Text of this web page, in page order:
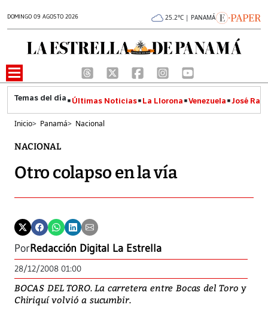
DOMINGO 09 AGOSTO 2026 25.2°C | PANAMÁ
Últimas Noticias La Llorona Venezuela José
Inicio> Panamá> Nacional
NACIONAL
Otro colapso en la vía
PorRedacción Digital La Estrella
28/12/2008 01:00
BOCAS DEL TORO. La carretera entre Bocas del Toro y
Chiriquí volvió a sucumbir.